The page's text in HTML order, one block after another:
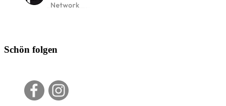
Schön folgen